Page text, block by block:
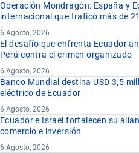
Operación Mondragón: España y
internacional que traficó más de
6 Agosto, 2026
El desafío que enfrenta Ecuador
Perú contra el crimen organizado
6 Agosto, 2026
Banco Mundial destina USD 3,5
eléctrico de Ecuador
6 Agosto, 2026
Ecuador e Israel fortalecen su
comercio e inversión
6 Agosto, 2026